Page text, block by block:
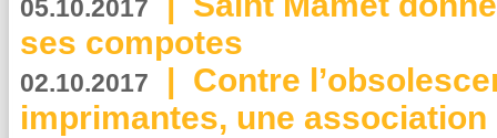
05.10.2017
ses compotes
02.10.2017 | Contre
imprimantes, une